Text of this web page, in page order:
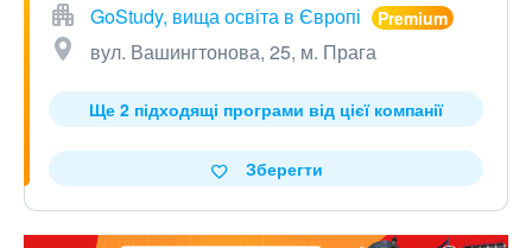
GoStudy, вища освіта в Європі
вул. Вашингтонова, 25, м. Прага
Ще 2 підходящі програми від цієї компанії
Зберегти